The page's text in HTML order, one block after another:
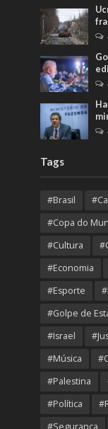
Tags
#Brasil
#Copa do
#Cultura
#Economia
#Esporte
#Golpe de
#Israel
#Música
#Palestina
#Política
#Segurança